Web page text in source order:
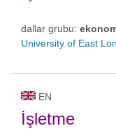
dallar grubu:
University of East
EN
İşletme